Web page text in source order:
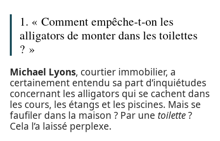
1. « Comment empêche-t-on les
alligators de monter dans les toilettes
? »
Michael Lyons, courtier immobilier, a
certainement entendu sa part d’inquiétudes
concernant les alligators qui se cachent dans
les cours, les étangs et les piscines. Mais se
faufiler dans la maison ? Par une toilette?
Cela l’a laissé perplexe.